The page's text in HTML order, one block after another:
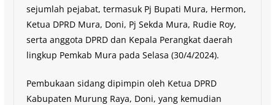
sejumlah pejabat, termasuk Pj Bupati Mura, Hermon,
Ketua DPRD Mura, Doni, Pj Sekda Mura, Rudie Roy,
serta anggota DPRD dan Kepala Perangkat daerah
lingkup Pemkab Mura pada Selasa (30/4/2024).
Pembukaan sidang dipimpin oleh Ketua DPRD
Kabupaten Murung Raya, Doni, yang kemudian